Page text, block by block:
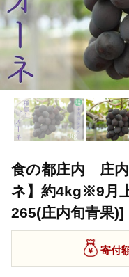
食の都庄内 庄
ネ】約4kg※9月
265(庄内旬青果)]
寄付